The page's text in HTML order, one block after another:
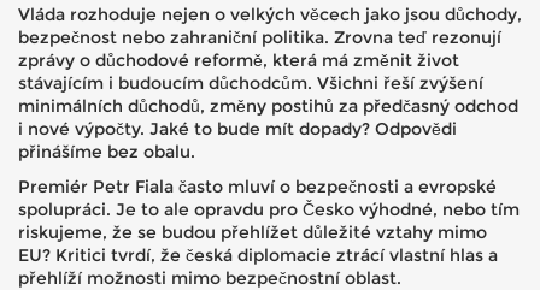
Vláda rozhoduje nejen o velkých věcech jako jsou důchody,
bezpečnost nebo zahraniční politika. Zrovna teď rezonují
zprávy o důchodové reformě, která má změnit život
stávajícím i budoucím důchodcům. Všichni řeší zvýšení
minimálních důchodů, změny postihů za předčasný odchod
i nové výpočty. Jaké to bude mít dopady? Odpovědi
přinášíme bez obalu.
Premiér Petr Fiala často mluví o bezpečnosti a evropské
spolupráci. Je to ale opravdu pro Česko výhodné, nebo tím
riskujeme, že se budou přehlížet důležité vztahy mimo
EU? Kritici tvrdí, že česká diplomacie ztrácí vlastní hlas a
přehlíží možnosti mimo bezpečnostní oblast.